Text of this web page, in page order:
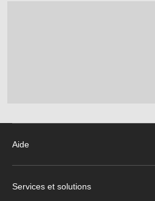
Aide
Services et solutions